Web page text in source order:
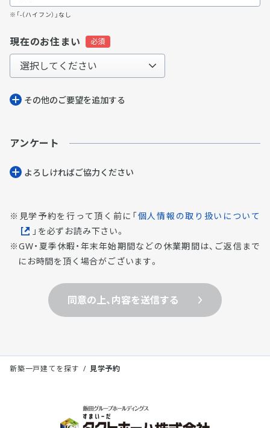
※「-（ハイフン）」なし
現在のお住まい
その他のご要望を追加する
アンケート
よろしければご協⼒ください
見学予約を行って頂く前に「個人情報の取り扱いについて
」を必ずお読み下さい。
GW・夏季休暇・年末年始期間などの休業期間は、ご返信まで
にお時間を頂く場合がございます。
同意の上、内容を送信する
新築一戸建てを探す 見学予約